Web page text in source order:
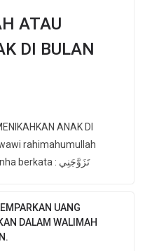
ATAU
DI BULAN
ANAK DI
rahimahumullah
Ta’ala Dari Aisyah radhiyallahu ‘anha berkata : تَزَوَّجَنِي
UANG
DALAM WALIMAH